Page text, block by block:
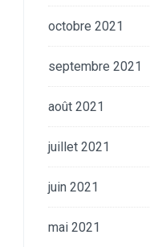
octobre 2021
septembre 2021
août 2021
juillet 2021
juin 2021
mai 2021